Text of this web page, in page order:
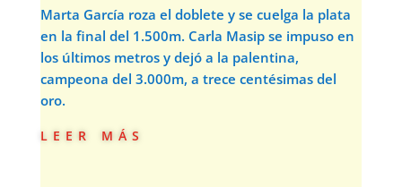
Marta García roza el doblete y se cuelga la plata
en la final del 1.500m. Carla Masip se impuso en
los últimos metros y dejó a la palentina,
campeona del 3.000m, a trece centésimas del
oro.
leer más